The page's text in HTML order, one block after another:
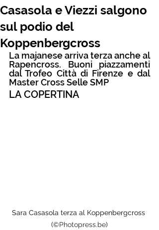
Casasola e Viezzi salgono
sul podio del
Koppenbergcross
La majanese arriva terza anche al
Rapencross. Buoni piazzamenti
dal Trofeo Città di Firenze e dal
Master Cross Selle SMP
LA COPERTINA
Sara Casasola terza al Koppenbergcross
(©Photopress.be)